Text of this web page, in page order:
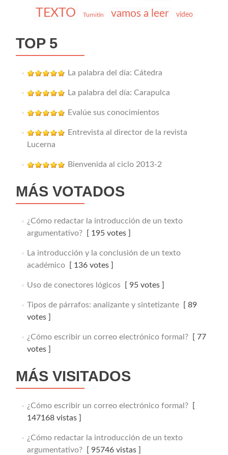
TEXTO Turnitin vamos a leer video
TOP 5
La palabra del día: Cátedra
La palabra del día: Carapulca
Evalúe sus conocimientos
Entrevista al director de la revista
Lucerna
Bienvenida al ciclo 2013-2
MÁS VOTADOS
¿Cómo redactar la introducción de un texto
argumentativo?[ 195 votes ]
La introducción y la conclusión de un texto
académico[ 136 votes ]
Uso de conectores lógicos[ 95 votes ]
Tipos de párrafos: analizante y sintetizante[ 89
votes ]
¿Cómo escribir un correo electrónico formal?[ 77
votes ]
MÁS VISITADOS
¿Cómo escribir un correo electrónico formal?[
147168 vistas ]
¿Cómo redactar la introducción de un texto
argumentativo?[ 95746 vistas ]